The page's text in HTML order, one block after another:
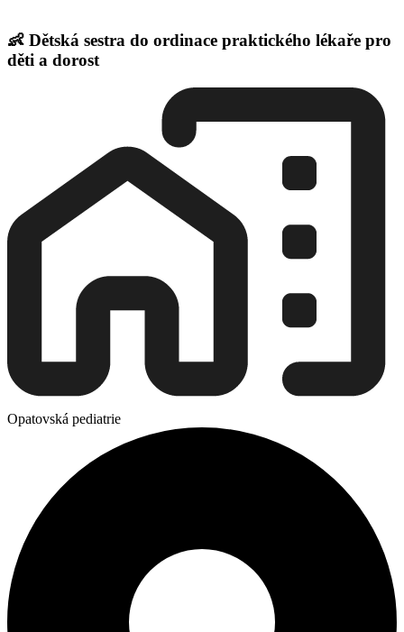
👶 Dětská sestra do ordinace praktického lékaře pro
děti a dorost
Opatovská pediatrie